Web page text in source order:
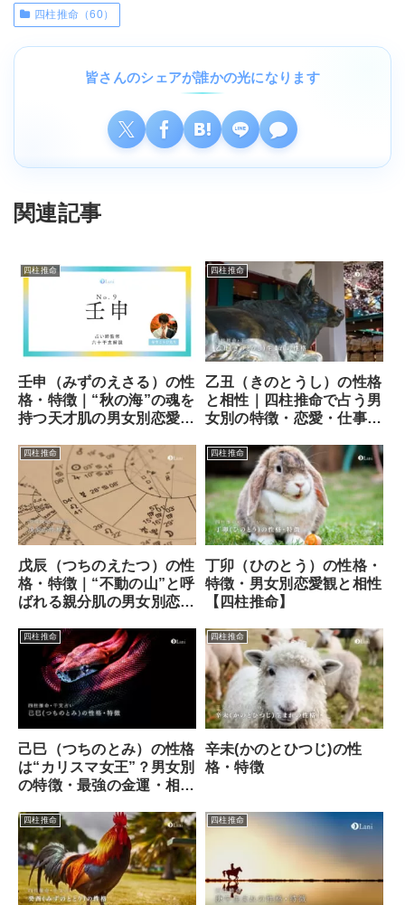
四柱推命（60）
皆さんのシェアが誰かの光になります
関連記事
四柱推命
壬申（みずのえさる）の性
格・特徴｜“秋の海”の魂を
持つ天才肌の男女別恋愛観
四柱推命
乙丑（きのとうし）の性格
と相性｜四柱推命で占う男
女別の特徴・恋愛・仕事運
四柱推命
戊辰（つちのえたつ）の性
格・特徴｜“不動の山”と呼
ばれる親分肌の男女別恋愛
四柱推命
丁卯（ひのとう）の性格・
特徴・男女別恋愛観と相性
【四柱推命】
四柱推命
己巳（つちのとみ）の性格
は“カリスマ女王”？男女別
の特徴・最強の金運・相性
四柱推命
辛未(かのとひつじ)の性
格・特徴
四柱推命 四柱推命